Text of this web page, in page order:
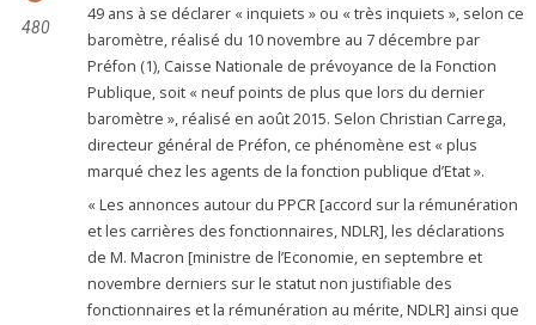
480
49 ans à se déclarer « inquiets » ou « très inquiets », selon ce
baromètre, réalisé du 10 novembre au 7 décembre par
Préfon (1), Caisse Nationale de prévoyance de la Fonction
Publique, soit « neuf points de plus que lors du dernier
baromètre », réalisé en août 2015. Selon Christian Carrega,
directeur général de Préfon, ce phénomène est « plus
marqué chez les agents de la fonction publique d’Etat ».
« Les annonces autour du PPCR [accord sur la rémunération
et les carrières des fonctionnaires, NDLR], les déclarations
de M. Macron [ministre de l’Economie, en septembre et
novembre derniers sur le statut non justifiable des
fonctionnaires et la rémunération au mérite, NDLR] ainsi que